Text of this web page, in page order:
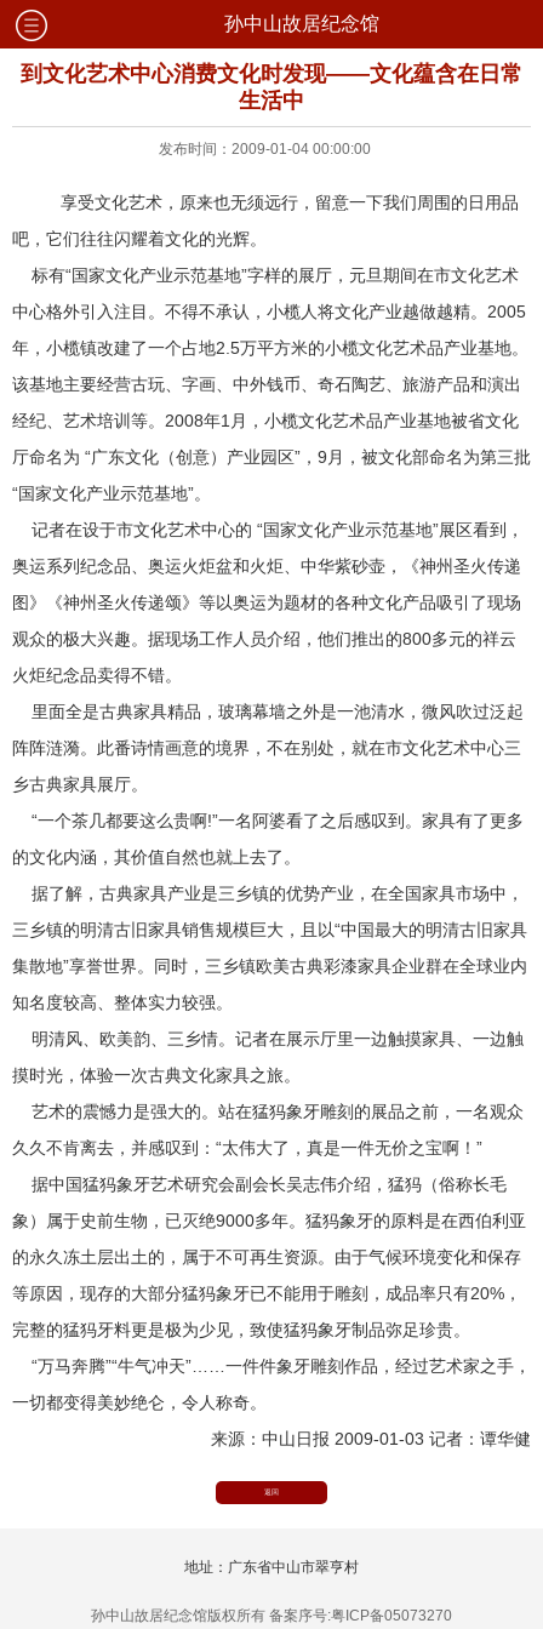
孙中山故居纪念馆
到文化艺术中心消费文化时发现——文化蕴含在日常
生活中
发布时间：2009-01-04 00:00:00
享受文化艺术，原来也无须远行，留意一下我们周围的日用品
吧，它们往往闪耀着文化的光辉。
标有“国家文化产业示范基地”字样的展厅，元旦期间在市文化艺术
中心格外引入注目。不得不承认，小榄人将文化产业越做越精。2005
年，小榄镇改建了一个占地2.5万平方米的小榄文化艺术品产业基地。
该基地主要经营古玩、字画、中外钱币、奇石陶艺、旅游产品和演出
经纪、艺术培训等。2008年1月，小榄文化艺术品产业基地被省文化
厅命名为 “广东文化（创意）产业园区”，9月，被文化部命名为第三批
“国家文化产业示范基地”。
记者在设于市文化艺术中心的 “国家文化产业示范基地”展区看到，
奥运系列纪念品、奥运火炬盆和火炬、中华紫砂壶，《神州圣火传递
图》《神州圣火传递颂》等以奥运为题材的各种文化产品吸引了现场
观众的极大兴趣。据现场工作人员介绍，他们推出的800多元的祥云
火炬纪念品卖得不错。
里面全是古典家具精品，玻璃幕墙之外是一池清水，微风吹过泛起
阵阵涟漪。此番诗情画意的境界，不在别处，就在市文化艺术中心三
乡古典家具展厅。
“一个茶几都要这么贵啊!”一名阿婆看了之后感叹到。家具有了更多
的文化内涵，其价值自然也就上去了。
据了解，古典家具产业是三乡镇的优势产业，在全国家具市场中，
三乡镇的明清古旧家具销售规模巨大，且以“中国最大的明清古旧家具
集散地”享誉世界。同时，三乡镇欧美古典彩漆家具企业群在全球业内
知名度较高、整体实力较强。
明清风、欧美韵、三乡情。记者在展示厅里一边触摸家具、一边触
摸时光，体验一次古典文化家具之旅。
艺术的震憾力是强大的。站在猛犸象牙雕刻的展品之前，一名观众
久久不肯离去，并感叹到：“太伟大了，真是一件无价之宝啊！”
据中国猛犸象牙艺术研究会副会长吴志伟介绍，猛犸（俗称长毛
象）属于史前生物，已灭绝9000多年。猛犸象牙的原料是在西伯利亚
的永久冻土层出土的，属于不可再生资源。由于气候环境变化和保存
等原因，现存的大部分猛犸象牙已不能用于雕刻，成品率只有20%，
完整的猛犸牙料更是极为少见，致使猛犸象牙制品弥足珍贵。
“万马奔腾”“牛气冲天”……一件件象牙雕刻作品，经过艺术家之手，
一切都变得美妙绝仑，令人称奇。
来源：中山日报 2009-01-03 记者：谭华健
返回
地址：广东省中山市翠亨村
孙中山故居纪念馆版权所有 备案序号:粤ICP备05073270